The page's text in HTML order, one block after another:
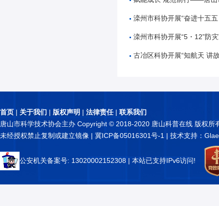
滦州市科协开展“奋进十五五 科技谱新篇”全国
滦州市科协开展“5・12”防灾减
古冶区科协开展“知航天 讲故事 逐星辰——中国
首页 | 关于我们 | 版权声明 | 法律责任| 联系我们
唐山市科学技术协会主办 Copyright © 2018-2020 唐山科普在线 版权所
未经授权禁止复制或建立镜像 | 冀ICP备05016301号-1 | 技术支持：
公安机关备案号: 13020002152308 | 本站已支持IPv6访问!